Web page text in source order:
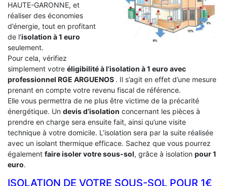
HAUTE-GARONNE, et
réaliser des économies
d’énergie, tout en profitant
de l’isolation à 1 euro
seulement.
Pour cela, vérifiez
simplement votre éligibilité à l’isolation à 1 euro avec
professionnel RGE ARGUENOS . Il s’agit en effet d’une mesure
prenant en compte votre revenu fiscal de référence.
Elle vous permettra de ne plus être victime de la précarité
énergétique. Un devis d’isolation concernant les pièces à
prendre en charge sera ensuite fait, ainsi qu’une visite
technique à votre domicile. L’isolation sera par la suite réalisée
avec un isolant thermique efficace. Sachez que vous pourrez
également faire isoler votre sous-sol, grâce à isolation pour 1
euro.
ISOLATION DE VOTRE SOUS-SOL POUR 1€